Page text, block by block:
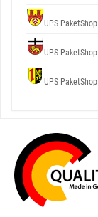
UPS PaketShop
UPS PaketShop
UPS PaketShop